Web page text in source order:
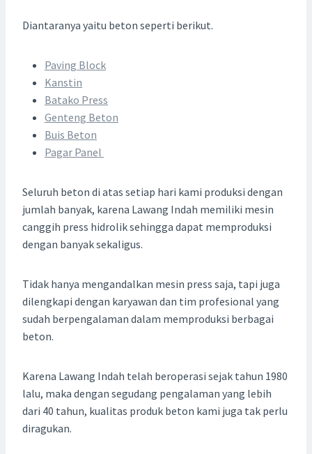
Diantaranya yaitu beton seperti berikut.
Paving Block
Kanstin
Batako Press
Genteng Beton
Buis Beton
Pagar Panel
Seluruh beton di atas setiap hari kami produksi dengan
jumlah banyak, karena Lawang Indah memiliki mesin
canggih press hidrolik sehingga dapat memproduksi
dengan banyak sekaligus.
Tidak hanya mengandalkan mesin press saja, tapi juga
dilengkapi dengan karyawan dan tim profesional yang
sudah berpengalaman dalam memproduksi berbagai
beton.
Karena Lawang Indah telah beroperasi sejak tahun 1980
lalu, maka dengan segudang pengalaman yang lebih
dari 40 tahun, kualitas produk beton kami juga tak perlu
diragukan.